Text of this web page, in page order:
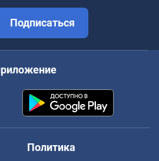
Подписаться
Политика